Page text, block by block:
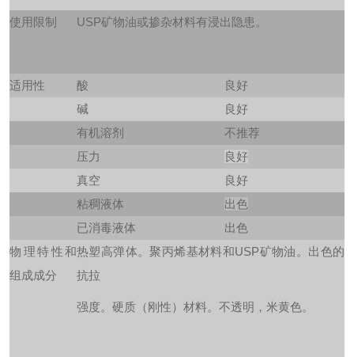
使用限制 USP矿物油或掺杂材料有浸出隐患。
适用性 酸
良好
碱
良好
有机溶剂
不推荐
压力
良好
真空
良好
粘稠液体
出色
已消毒液体
出色
物理特性和
组成成分
热塑高弹体。聚丙烯基材料和USP矿物油。出色的
抗拉
强度。硬质（刚性）材料。不透明，米黄色。